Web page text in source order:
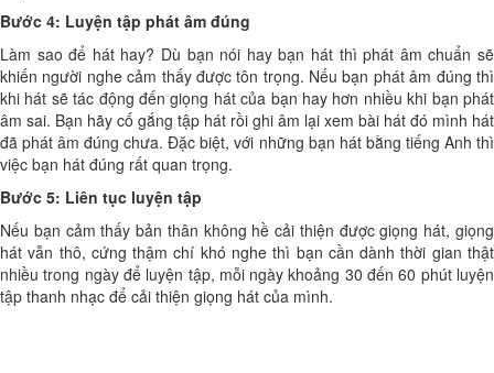
Bước 4: Luyện tập phát âm đúng
Làm sao để hát hay? Dù bạn nói hay bạn hát thì phát âm chuẩn sẽ
khiến người nghe cảm thấy được tôn trọng. Nếu bạn phát âm đúng thì
khi hát sẽ tác động đến giọng hát của bạn hay hơn nhiều khi bạn phát
âm sai. Bạn hãy cố gắng tập hát rồi ghi âm lại xem bài hát đó mình hát
đã phát âm đúng chưa. Đặc biệt, với những bạn hát bằng tiếng Anh thì
việc bạn hát đúng rất quan trọng.
Bước 5: Liên tục luyện tập
Nếu bạn cảm thấy bản thân không hề cải thiện được giọng hát, giọng
hát vẫn thô, cứng thậm chí khó nghe thì bạn cần dành thời gian thật
nhiều trong ngày để luyện tập, mỗi ngày khoảng 30 đến 60 phút luyện
tập thanh nhạc để cải thiện giọng hát của mình.